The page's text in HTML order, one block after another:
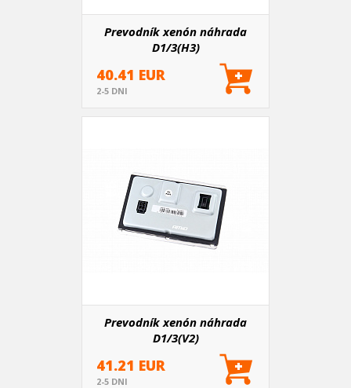
Prevodník xenón náhrada
D1/3(H3)
40.41 EUR
2-5 DNI
Prevodník xenón náhrada
D1/3(V2)
41.21 EUR
2-5 DNI